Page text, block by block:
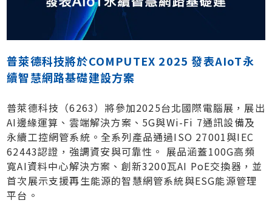
普萊德科技將於COMPUTEX 2025 發表AIoT永
續智慧網路基礎建設方案
普萊德科技（6263）將參加2025台北國際電腦展，展出
AI邊緣運算、雲端解決方案、5G與Wi-Fi 7通訊設備及
永續工控網管系統。全系列產品通過ISO 27001與IEC
62443認證，強調資安與可靠性。 展品涵蓋100G高頻
寬AI資料中心解決方案、創新3200瓦AI PoE交換器，並
首次展示支援再生能源的智慧網管系統與ESG能源管理
平台。